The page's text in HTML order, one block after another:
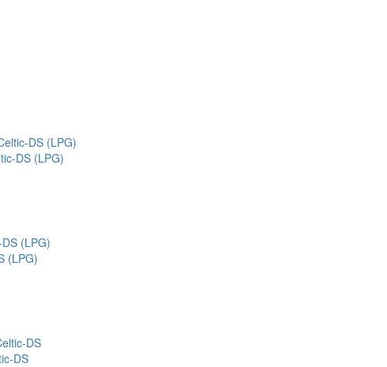
DS (LPG)
(LPG)
DS